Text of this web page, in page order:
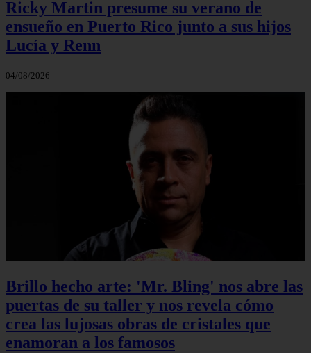
Ricky Martin presume su verano de
ensueño en Puerto Rico junto a sus hijos
Lucía y Renn
04/08/2026
Brillo hecho arte: 'Mr. Bling' nos abre las
puertas de su taller y nos revela cómo
crea las lujosas obras de cristales que
enamoran a los famosos